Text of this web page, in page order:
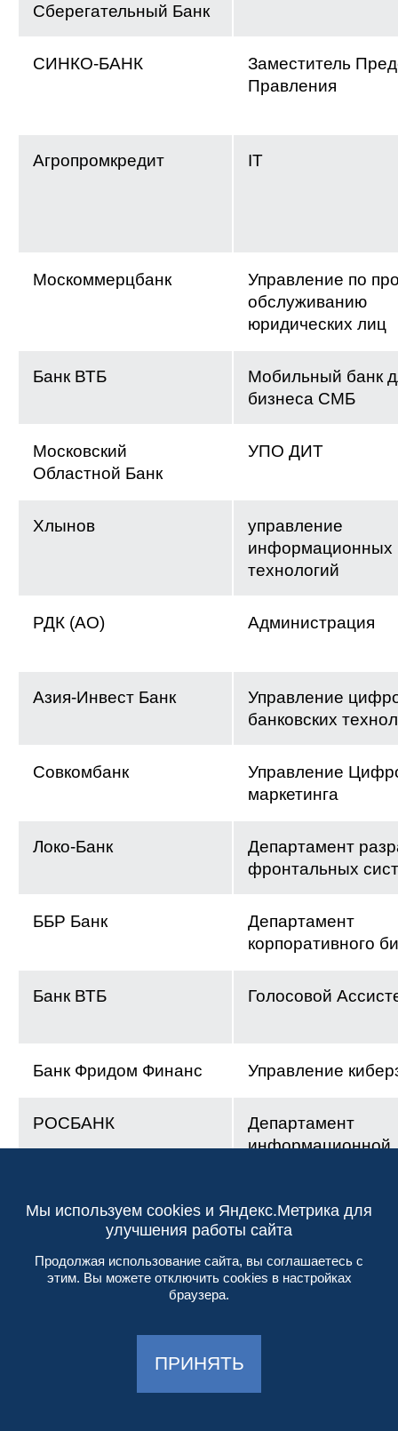
Сберегательный Банк
СИНКО-БАНК
Заместитель
Правления
Агропромкредит IT
Москоммерцбанк
Управление по
обслуживанию
юридических лиц
Банк ВТБ
Мобильный банк
бизнеса СМБ
Московский
Областной Банк
УПО ДИТ
Хлынов
управление
информационных
технологий
РДК (АО) Администрация
Азия-Инвест Банк
Управление
банковских
Совкомбанк
Управление
маркетинга
Локо-Банк
Департамент
фронтальных
ББР Банк
Департамент
корпоративного
Банк ВТБ Голосовой
Банк Фридом Финанс Управление
РОСБАНК
Департамент
информационной
Банк ДОМ.РФ ИТ
КБ "Дж.П. Морган Банк
Мы используем cookies и Яндекс.Метрика для
улучшения работы сайта
Продолжая использование сайта, вы соглашаетесь с
этим. Вы можете отключить cookies в настройках
браузера.
ПРИНЯТЬ